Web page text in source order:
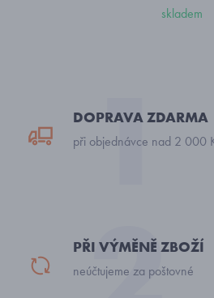
skladem
DOPRAVA ZDARMA
při objednávce nad 2 000
PŘI VÝMĚNĚ ZBOŽÍ
neúčtujeme za poštovné